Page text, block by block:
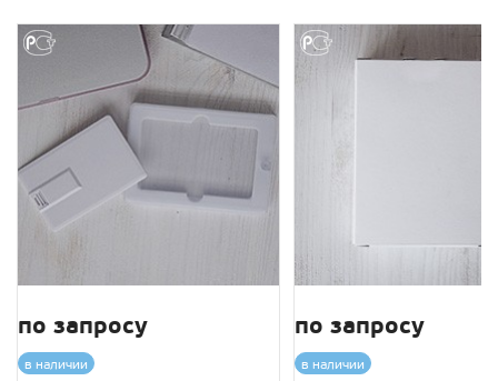
по запросу
в наличии
по запросу
в наличии